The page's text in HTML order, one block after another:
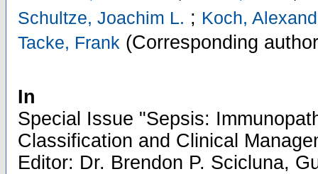
Schultze, Joachim L. ; Koch,
Tacke, Frank (Corresponding
In
Special Issue "Sepsis:
Classification and Clinical
Editor: Dr. Brendon P. Scicluna,